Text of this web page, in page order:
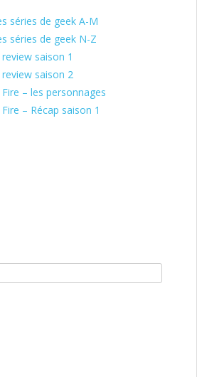
séries de geek A-M
séries de geek N-Z
saison 1
review saison 2
– les personnages
– Récap saison 1